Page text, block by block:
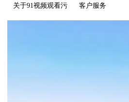
关于91视频观看污 客户服务